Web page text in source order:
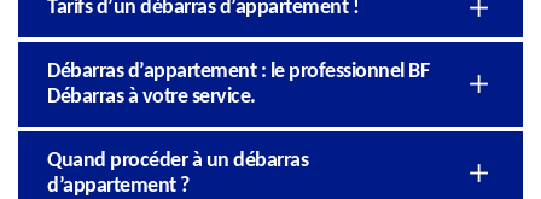
Tarifs d’un débarras d’appartement !
Débarras d’appartement : le professionnel BF
Débarras à votre service.
Quand procéder à un débarras
d’appartement ?